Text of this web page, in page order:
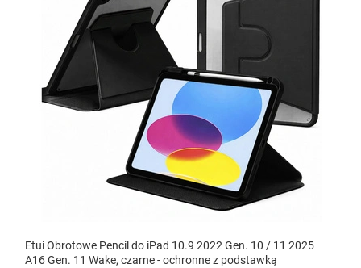
Etui Obrotowe Pencil do iPad 10.9 2022 Gen. 10 / 11 2025
A16 Gen. 11 Wake, czarne - ochronne z podstawką